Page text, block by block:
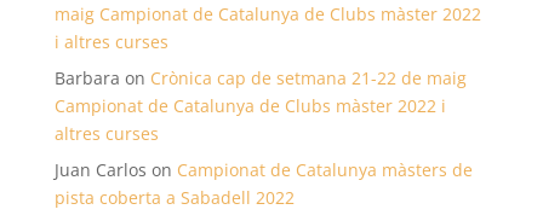
maig Campionat de Catalunya de Clubs màster 2022
i altres curses
Barbara on Crònica cap de setmana 21-22 de maig
Campionat de Catalunya de Clubs màster 2022 i
altres curses
Juan Carlos on Campionat de Catalunya màsters de
pista coberta a Sabadell 2022